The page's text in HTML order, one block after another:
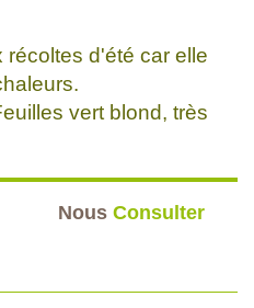
d'été car elle
vert blond, très
Nous Consulter